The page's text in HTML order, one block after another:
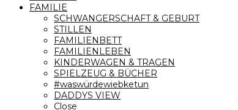
FAMILIE
SCHWANGERSCHAFT & GEBURT
STILLEN
FAMILIENBETT
FAMILIENLEBEN
KINDERWAGEN & TRAGEN
SPIELZEUG & BÜCHER
#waswürdewiebketun
DADDYS VIEW
Close